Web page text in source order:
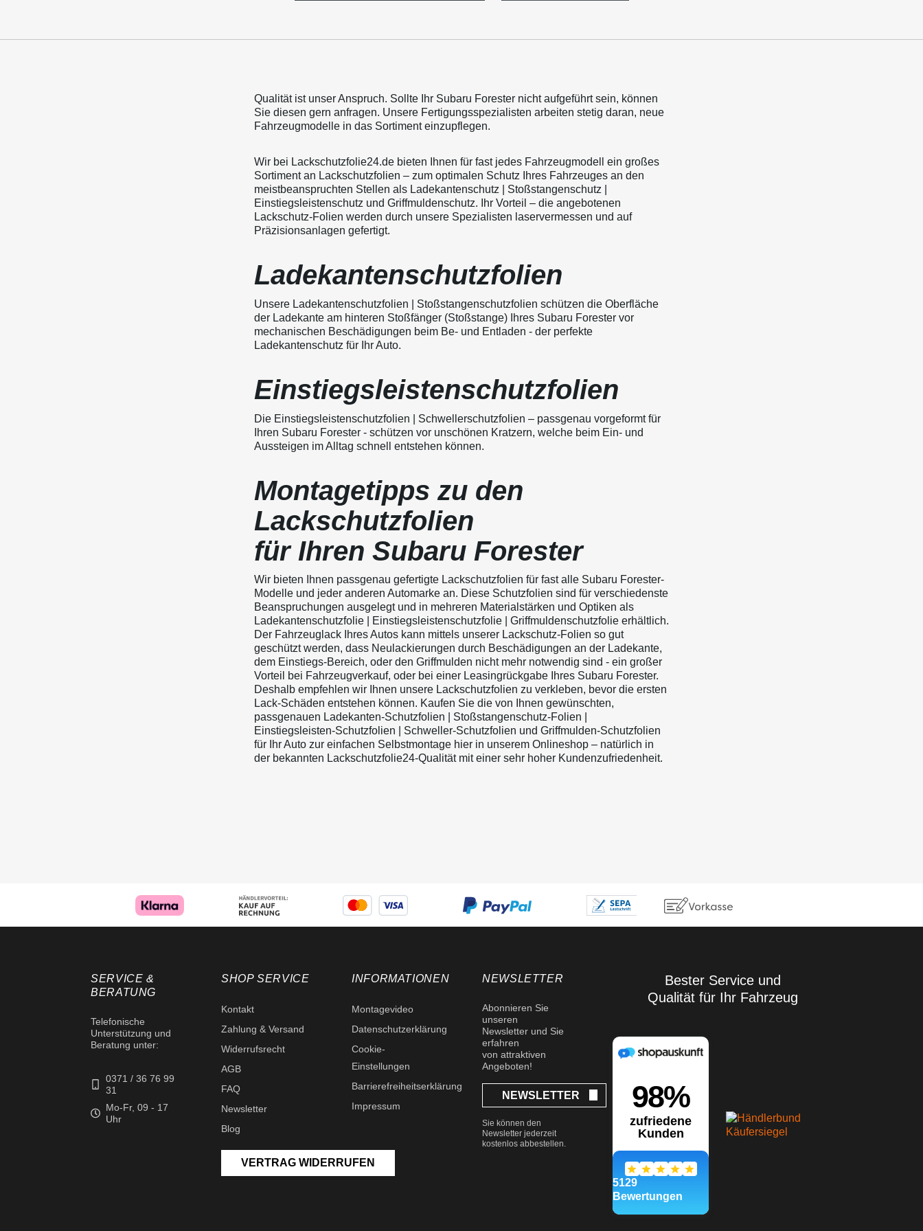
Qualität ist unser Anspruch. Sollte Ihr Subaru Forester nicht aufgeführt sein, können
Sie diesen gern anfragen. Unsere Fertigungsspezialisten arbeiten stetig daran, neue
Fahrzeugmodelle in das Sortiment einzupflegen.
Wir bei Lackschutzfolie24.de bieten Ihnen für fast jedes Fahrzeugmodell ein großes
Sortiment an Lackschutzfolien – zum optimalen Schutz Ihres Fahrzeuges an den
meistbeanspruchten Stellen als Ladekantenschutz | Stoßstangenschutz |
Einstiegsleistenschutz und Griffmuldenschutz. Ihr Vorteil – die angebotenen
Lackschutz-Folien werden durch unsere Spezialisten laservermessen und auf
Präzisionsanlagen gefertigt.
Ladekantenschutzfolien
Unsere Ladekantenschutzfolien | Stoßstangenschutzfolien schützen die Oberfläche
der Ladekante am hinteren Stoßfänger (Stoßstange) Ihres Subaru Forester vor
mechanischen Beschädigungen beim Be- und Entladen - der perfekte
Ladekantenschutz für Ihr Auto.
Einstiegsleistenschutzfolien
Die Einstiegsleistenschutzfolien | Schwellerschutzfolien – passgenau vorgeformt für
Ihren Subaru Forester - schützen vor unschönen Kratzern, welche beim Ein- und
Aussteigen im Alltag schnell entstehen können.
Montagetipps zu den
Lackschutzfolien
für Ihren Subaru Forester
Wir bieten Ihnen passgenau gefertigte Lackschutzfolien für fast alle Subaru Forester-
Modelle und jeder anderen Automarke an. Diese Schutzfolien sind für verschiedenste
Beanspruchungen ausgelegt und in mehreren Materialstärken und Optiken als
Ladekantenschutzfolie | Einstiegsleistenschutzfolie | Griffmuldenschutzfolie erhältlich.
Der Fahrzeuglack Ihres Autos kann mittels unserer Lackschutz-Folien so gut
geschützt werden, dass Neulackierungen durch Beschädigungen an der Ladekante,
dem Einstiegs-Bereich, oder den Griffmulden nicht mehr notwendig sind - ein großer
Vorteil bei Fahrzeugverkauf, oder bei einer Leasingrückgabe Ihres Subaru Forester.
Deshalb empfehlen wir Ihnen unsere Lackschutzfolien zu verkleben, bevor die ersten
Lack-Schäden entstehen können. Kaufen Sie die von Ihnen gewünschten,
passgenauen Ladekanten-Schutzfolien | Stoßstangenschutz-Folien |
Einstiegsleisten-Schutzfolien | Schweller-Schutzfolien und Griffmulden-Schutzfolien
für Ihr Auto zur einfachen Selbstmontage hier in unserem Onlineshop – natürlich in
der bekannten Lackschutzfolie24-Qualität mit einer sehr hoher Kundenzufriedenheit.
Bester Service und
Qualität für Ihr Fahrzeug
SERVICE &
BERATUNG
Telefonische
Unterstützung und
Beratung unter:
0371 / 36 76 99
31
Mo-Fr, 09 - 17
Uhr
SHOP SERVICE
Kontakt
Zahlung & Versand
Widerrufsrecht
AGB
FAQ
Newsletter
Blog
VERTRAG WIDERRUFEN
INFORMATIONEN
Montagevideo
Datenschutzerklärung
Cookie-
Einstellungen
Barrierefreiheitserklärung
Impressum
NEWSLETTER
Abonnieren Sie
unseren
Newsletter und Sie
erfahren
von attraktiven
Angeboten!
NEWSLETTER
Sie können den
Newsletter jederzeit
kostenlos abbestellen.